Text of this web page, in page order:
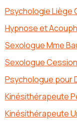
Psychologie Liège
Hypnose et
Sexologue Mme
Sexologue Cession
Psychologue pour
Kinésithérapeute
Kinésithérapeute